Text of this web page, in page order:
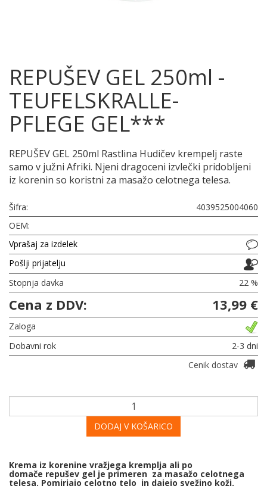
REPUŠEV GEL 250ml -
TEUFELSKRALLE-
PFLEGE GEL***
REPUŠEV GEL 250ml Rastlina Hudičev krempelj raste
samo v južni Afriki. Njeni dragoceni izvlečki pridobljeni
iz korenin so koristni za masažo celotnega telesa.
Šifra:
4039525004060
OEM:
Vprašaj za izdelek
Pošlji prijatelju
Stopnja davka
22 %
Cena z DDV: 13,99 €
Zaloga
Dobavni rok
2-3 dni
Cenik dostav
DODAJ V KOŠARICO
Krema iz korenine vražjega kremplja ali po
domače repušev gel je primeren za masažo celotnega
telesa. Pomirjajo celotno telo in dajejo svežino koži.